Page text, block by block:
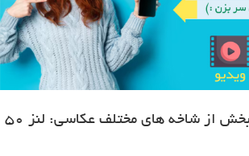
عکس های الهام بخش از شاخه های مختلف عکاسی: لنز ۵۰